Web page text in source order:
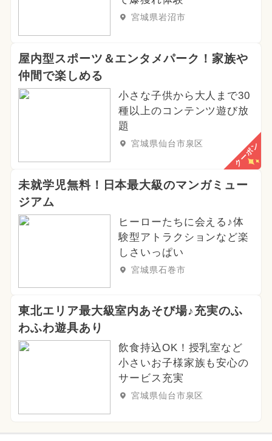
宮城県岩沼市
屋内型スポーツ＆エンタメパーク！家族や
仲間で楽しめる
小さな子供から大人まで30
種以上のコンテンツ遊び放
題
宮城県仙台市泉区 クーポン
未就学児無料！日本最大級のマンガミュー
ジアム
ヒーローたちに会える♪体
験型アトラクションなど楽
しさいっぱい
宮城県石巻市
東北エリア最大級室内あそび場♪充実のふ
わふわ遊具あり
飲食持込OK！授乳室など
小さいお子様家族も安心の
サービス充実
宮城県仙台市泉区